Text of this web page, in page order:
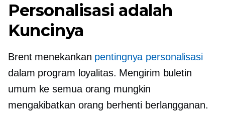
Personalisasi adalah
Kuncinya
Brent menekankan pentingnya personalisasi
dalam program loyalitas. Mengirim buletin
umum ke semua orang mungkin
mengakibatkan orang berhenti berlangganan.